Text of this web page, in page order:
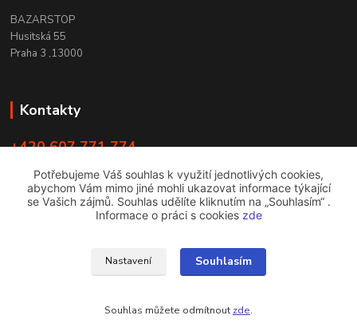
BAZARSTOP
Husitská 55
Praha 3 ,13000
Kontakty
+420 607 771 774
info@bazarstop.cz
bazarstop
Potřebujeme Váš souhlas k využití jednotlivých cookies,
abychom Vám mimo jiné mohli ukazovat informace týkající
se Vašich zájmů. Souhlas udělíte kliknutím na „Souhlasím“ .
Informace o práci s cookies zde
Nastavení Souhlasím
Souhlas můžete odmítnout zde.